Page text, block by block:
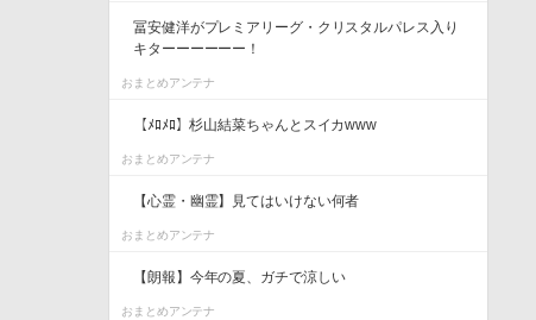
冨安健洋がプレミアリーグ・クリスタルパレス入り
キターーーーーー！
おまとめアンテナ
【ﾒﾛﾒﾛ】杉山結菜ちゃんとスイカwww
おまとめアンテナ
【心霊・幽霊】見てはいけない何者
おまとめアンテナ
【朗報】今年の夏、ガチで涼しい
おまとめアンテナ